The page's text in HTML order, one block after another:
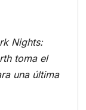
Nights:
toma el
una última